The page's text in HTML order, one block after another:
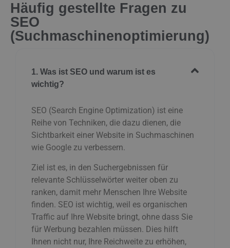
Häufig gestellte Fragen zu
SEO
(Suchmaschinenoptimierung)
1. Was ist SEO und warum ist es
wichtig?
SEO (Search Engine Optimization) ist eine
Reihe von Techniken, die dazu dienen, die
Sichtbarkeit einer Website in Suchmaschinen
wie Google zu verbessern.
Ziel ist es, in den Suchergebnissen für
relevante Schlüsselwörter weiter oben zu
ranken, damit mehr Menschen Ihre Website
finden. SEO ist wichtig, weil es organischen
Traffic auf Ihre Website bringt, ohne dass Sie
für Werbung bezahlen müssen. Dies hilft
Ihnen nicht nur, Ihre Reichweite zu erhöhen,